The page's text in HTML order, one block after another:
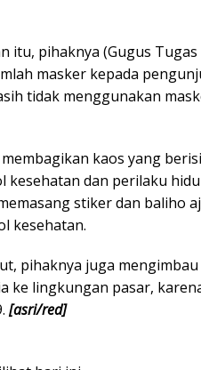
itu, pihaknya (Gugus Tugas
masker kepada
tidak menggunakan
kaos yang
dan perilaku
stiker dan baliho
kesehatan.
pihaknya juga
ke lingkungan pasar,
[asri/red]